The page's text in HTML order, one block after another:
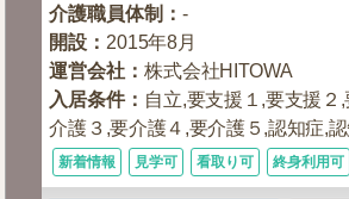
介護職員体制 ：-
開設 ： 2015年8月
運営会社 ：株式会社HITOWA
入居条件： 自立,要支援１,要支援２
介護３,要介護４,要介護５,認知症,
新着情報 見学可 看取り可 終身利用可